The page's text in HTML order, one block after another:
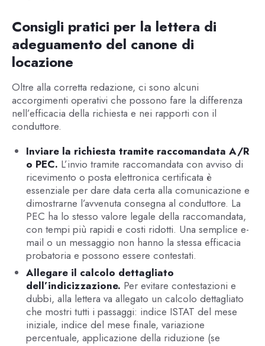
Consigli pratici per la lettera di
adeguamento del canone di
locazione
Oltre alla corretta redazione, ci sono alcuni
accorgimenti operativi che possono fare la differenza
nell’efficacia della richiesta e nei rapporti con il
conduttore.
Inviare la richiesta tramite raccomandata A/R
o PEC. L’invio tramite raccomandata con avviso di
ricevimento o posta elettronica certificata è
essenziale per dare data certa alla comunicazione e
dimostrarne l’avvenuta consegna al conduttore. La
PEC ha lo stesso valore legale della raccomandata,
con tempi più rapidi e costi ridotti. Una semplice e-
mail o un messaggio non hanno la stessa efficacia
probatoria e possono essere contestati.
Allegare il calcolo dettagliato
dell’indicizzazione. Per evitare contestazioni e
dubbi, alla lettera va allegato un calcolo dettagliato
che mostri tutti i passaggi: indice ISTAT del mese
iniziale, indice del mese finale, variazione
percentuale, applicazione della riduzione (se